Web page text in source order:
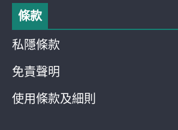
條款
私隱條款
免責聲明
使用條款及細則